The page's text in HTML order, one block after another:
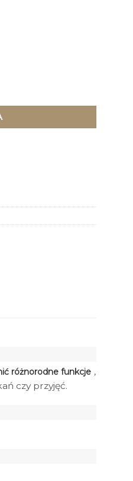
mała - 3 warianty do wyboru
różnorodne funkcje ,
czy przyjęć.